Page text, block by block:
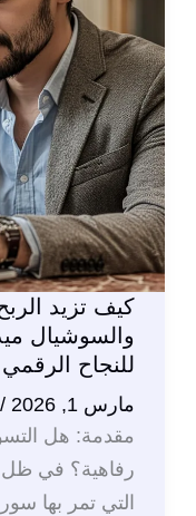
كيف تزيد
والسوشيال
للنجاح الرقمي
مارس 1, 2026 /
مقدمة: هل
رفاهية؟ في ظل
التي تمر بها